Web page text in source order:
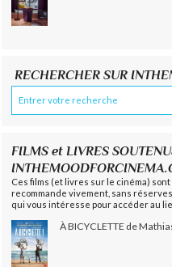
RECHERCHER SUR
FILMS et LIVRES
Ces films (et livres sur le cinéma)
recommande vivement, sans
qui vous intéresse pour accéder au
À BICYCLETTE de